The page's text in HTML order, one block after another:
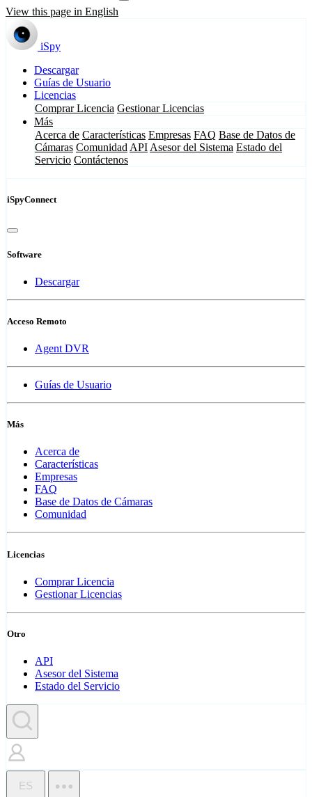
View this page in English
iSpy
Descargar
Guías de Usuario
Licencias
Comprar Licencia Gestionar Licencias
Más
Acerca de Características Empresas FAQ Base de Datos de
Cámaras Comunidad API Asesor del Sistema Estado del
Servicio Contáctenos
iSpyConnect
Software
Descargar
Acceso Remoto
Agent DVR
Guías de Usuario
Más
Acerca de
Características
Empresas
FAQ
Base de Datos de Cámaras
Comunidad
Licencias
Comprar Licencia
Gestionar Licencias
Otro
API
Asesor del Sistema
Estado del Servicio
ES